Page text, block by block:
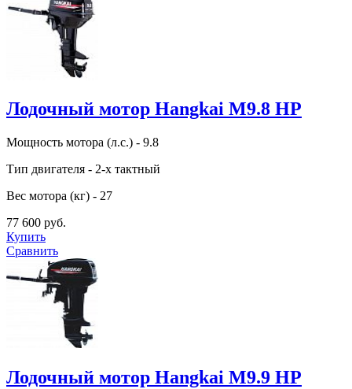
Лодочный мотор Hangkai M9.8 HP
Мощность мотора (л.с.) - 9.8
Тип двигателя - 2-х тактный
Вес мотора (кг) - 27
77 600 руб.
Купить
Сравнить
Лодочный мотор Hangkai M9.9 HP